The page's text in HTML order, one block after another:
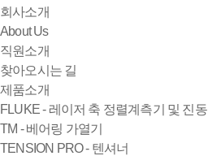
회사소개
About Us
직원소개
찾아오시는 길
제품소개
FLUKE - 레이저 축 정렬계측기 및 진동
TM - 베어링 가열기
TENSION PRO - 텐셔너